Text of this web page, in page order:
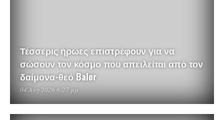
Τέσσερις ήρωες επιστρέφουν για να
σώσουν τον κόσμο που απειλείται από τον
δαίμονα-θεό Balor
04 Αυγ 2026 6:27 μμ